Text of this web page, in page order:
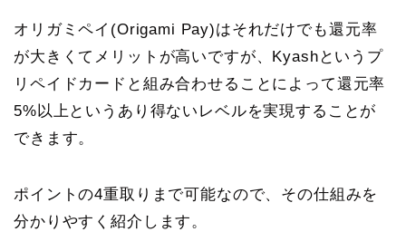
オリガミペイ(Origami Pay)はそれだけでも還元率
が大きくてメリットが高いですが、Kyashというプ
リペイドカードと組み合わせることによって還元率
5%以上というあり得ないレベルを実現することが
できます。
ポイントの4重取りまで可能なので、その仕組みを
分かりやすく紹介します。